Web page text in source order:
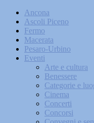
Ancona
Ascoli Piceno
Fermo
Macerata
Pesaro-Urbino
Eventi
Arte e cultura
Benessere
Categorie e
Cinema
Concerti
Concorsi